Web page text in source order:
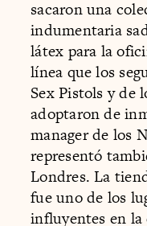
sacaron una
indumentaria
látex para la
línea que los
Sex Pistols y de
adoptaron de
manager de los
representó
Londres. La
fue uno de los
influyentes en la